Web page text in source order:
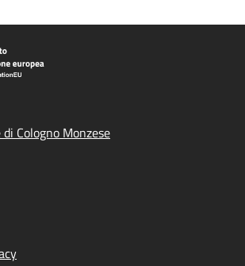
di Cologno Monzese